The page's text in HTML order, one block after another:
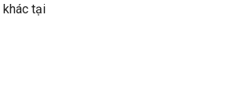
khác tại